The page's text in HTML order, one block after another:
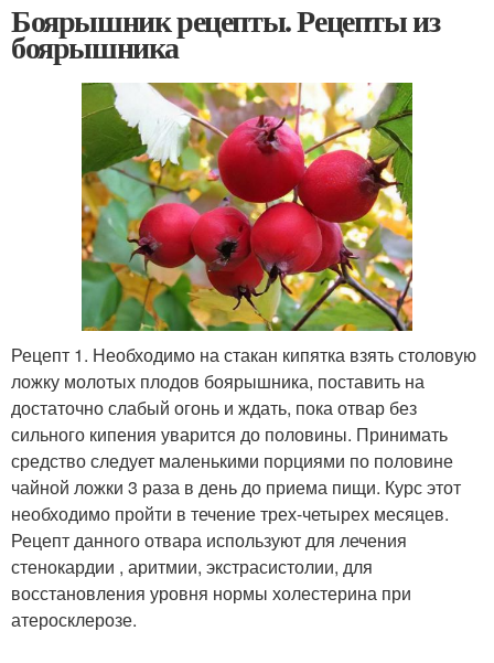
Боярышник рецепты. Рецепты из
боярышника
Рецепт 1. Необходимо на стакан кипятка взять столовую
ложку молотых плодов боярышника, поставить на
достаточно слабый огонь и ждать, пока отвар без
сильного кипения уварится до половины. Принимать
средство следует маленькими порциями по половине
чайной ложки 3 раза в день до приема пищи. Курс этот
необходимо пройти в течение трех-четырех месяцев.
Рецепт данного отвара используют для лечения
стенокардии , аритмии, экстрасистолии, для
восстановления уровня нормы холестерина при
атеросклерозе.